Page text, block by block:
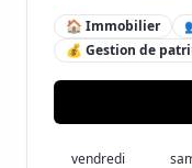
🏠 Immobilier
💰 Gestion de
vendredi